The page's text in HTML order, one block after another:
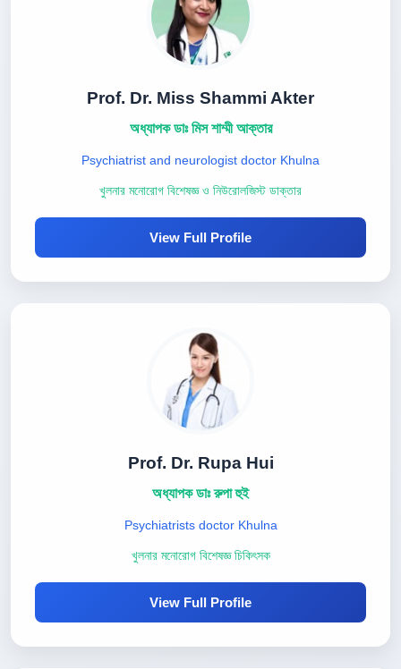
Prof. Dr. Miss Shammi Akter
অধ্যাপক ডাঃ মিস শাম্মী আক্তার
Psychiatrist and neurologist doctor Khulna
খুলনার মনোরোগ বিশেষজ্ঞ ও নিউরোলজিস্ট ডাক্তার
View Full Profile
Prof. Dr. Rupa Hui
অধ্যাপক ডাঃ রুপা হুই
Psychiatrists doctor Khulna
খুলনার মনোরোগ বিশেষজ্ঞ চিকিৎসক
View Full Profile